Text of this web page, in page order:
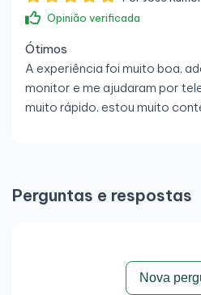
Porta adicional de vídeo (
2º HDMI / USB-C com DP,
configuração)
Conectividade
Bluetooth: Opcional
Ranhura de segurança
Opinião verificada
Ótimos
A experiência foi muito boa,
monitor e me ajudaram por
muito rápido, estou muito
Perguntas e respostas
Nova